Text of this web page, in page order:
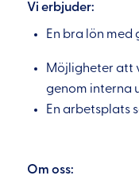
Vi erbjuder:
En bra lön
Möjligheter att
genom interna
En arbetsplats
Om oss: